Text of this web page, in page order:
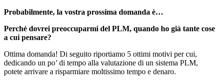
Probabilmente, la vostra prossima domanda è…
Perché dovrei preoccuparmi del PLM, quando ho già tante cose
a cui pensare?
Ottima domanda! Di seguito riportiamo 5 ottimi motivi per cui,
dedicando un po’ di tempo alla valutazione di un sistema PLM,
potete arrivare a risparmiare moltissimo tempo e denaro.